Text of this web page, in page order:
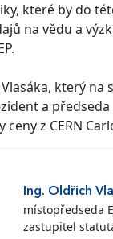
které by do
na vědu a
který na
a
ceny z CERN
Ing. Oldřich
místopředseda
zastupitel